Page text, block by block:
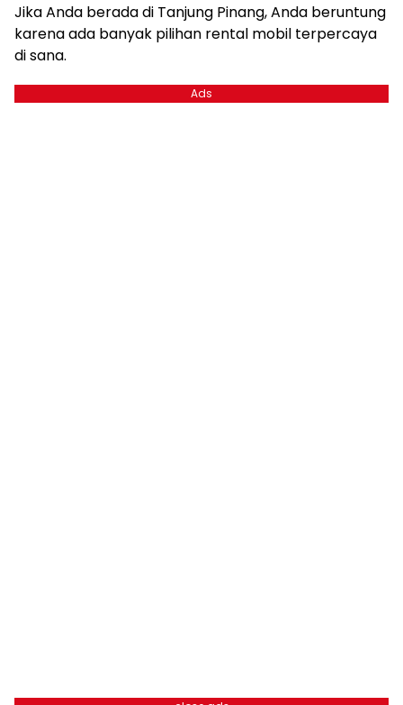
Jika Anda berada di Tanjung Pinang, Anda beruntung
karena ada banyak pilihan rental mobil terpercaya
di sana.
Ads